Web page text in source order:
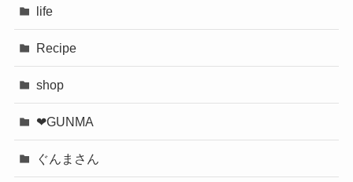
life
Recipe
shop
❤︎GUNMA
ぐんまさん